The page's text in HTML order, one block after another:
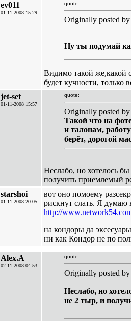
ev011
01-11-2008 15:29
quote:
Originally posted by
Ну ты подумай
Видимо такой же,какой
будет кучности, только
jet-set
01-11-2008 15:57
quote:
Originally posted by
Такой что на
и талонам,
берёт, дорогой
Неслабо, но хотелось
получить приемлемый
starshoi
01-11-2008 20:05
вот оно помоему
рискнут слать. Я думаю
http://
на кондоры да
ни как Кондор не по
Alex.A
02-11-2008 04:53
quote:
Originally posted by
Неслабо, но
не 2 тыр, и